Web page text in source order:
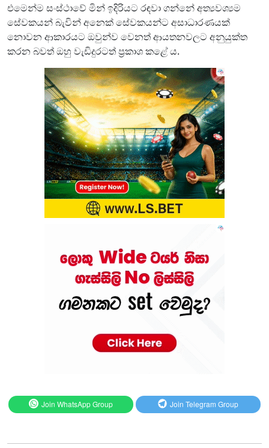
එමෙන්ම සංස්ථාවේ මින් ඉදිරියට රඳවා ගන්නේ අත්‍යවශ්‍යම
සේවකයන් බැවින් අනෙක් සේවකයන්ට අසාධාරණයක්
නොවන ආකාරයට ඔවුන්ව වෙනත් ආයතනවලට අනුයුක්ත
කරන බවත් ඔහු වැඩිදුරටත් ප්‍රකාශ කළේ ය.
Join WhatsApp Group Join Telegram Group